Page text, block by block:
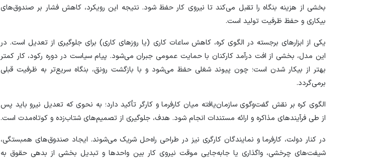
بخشی از هزینه بنگاه را تقبل می‌کند تا نیروی کار حفظ شود. نتیجه این رویکرد، کاهش فشار بر صندوق‌های
بیکاری و حفظ ظرفیت تولید است.
یکی از ابزار‌های برجسته در الگوی کره، کاهش ساعات کاری (یا روز‌های کاری) برای جلوگیری از تعدیل است. در
این مدل، بخشی از افت درآمد کارکنان با حمایت عمومی جبران می‌شود. پیام سیاست در دوره رکود، کار کمتر
بهتر از بیکار شدن است؛ چون پیوند شغلی حفظ می‌شود و با بازگشت رونق، بنگاه سریع‌تر به ظرفیت قبلی
برمی‌گردد.
الگوی کره بر نقش گفت‌وگوی سازمان‌یافته میان کارفرما و کارگر تأکید دارد؛ به نحوی که تعدیل نیرو باید پس
از طی فرآیند‌های مذاکره و ارائه مستندات انجام شود. هدف، جلوگیری از تصمیم‌های شتاب‌زده و کوتاه‌مدت است.
در کنار دولت، کارفرما و نمایندگان کارگری نیز در طراحی راه‌حل شریک می‌شوند. ایجاد صندوق‌های همبستگی،
شیفت‌های چرخشی، واگذاری یا جابه‌جایی موقت نیروی کار بین واحد‌ها و تبدیل بخشی از بدهی حقوق به